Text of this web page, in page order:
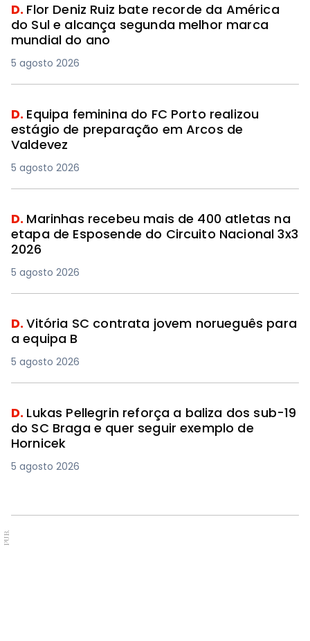
D. Flor Deniz Ruiz bate recorde da América
do Sul e alcança segunda melhor marca
mundial do ano
5 agosto 2026
D. Equipa feminina do FC Porto realizou
estágio de preparação em Arcos de
Valdevez
5 agosto 2026
D. Marinhas recebeu mais de 400 atletas na
etapa de Esposende do Circuito Nacional 3x3
2026
5 agosto 2026
D.Vitória SC contrata jovem norueguês para
a equipa B
5 agosto 2026
D. Lukas Pellegrin reforça a baliza dos sub-19
do SC Braga e quer seguir exemplo de
Hornicek
5 agosto 2026
PUB.